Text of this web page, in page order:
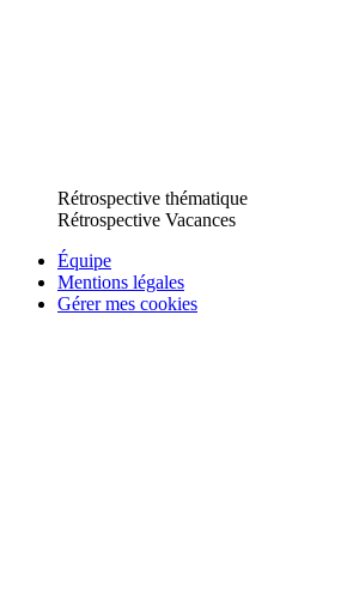
Rétrospective thématique
Rétrospective Vacances
Équipe
Mentions légales
Gérer mes cookies